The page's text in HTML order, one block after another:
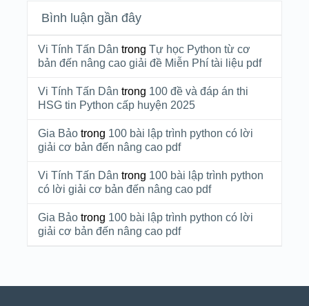
Bình luận gần đây
Vi Tính Tấn Dân trong Tự học Python từ cơ
bản đến nâng cao giải đề Miễn Phí tài liệu pdf
Vi Tính Tấn Dân trong 100 đề và đáp án thi
HSG tin Python cấp huyện 2025
Gia Bảotrong 100 bài lập trình python có lời
giải cơ bản đến nâng cao pdf
Vi Tính Tấn Dân trong 100 bài lập trình python
có lời giải cơ bản đến nâng cao pdf
Gia Bảotrong 100 bài lập trình python có lời
giải cơ bản đến nâng cao pdf